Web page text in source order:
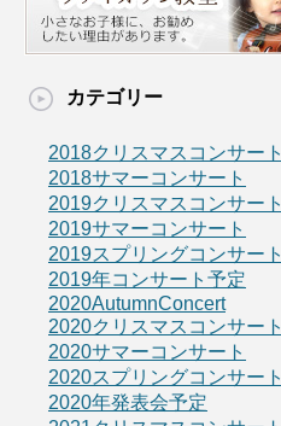
カテゴリー
2018クリスマスコンサート
2018サマーコンサート
2019クリスマスコンサート
2019サマーコンサート
2019スプリングコンサート
2019年コンサート予定
2020AutumnConcert
2020クリスマスコンサート
2020サマーコンサート
2020スプリングコンサート
2020年発表会予定